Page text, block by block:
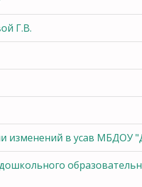
Г.В.
изменений в усав МБДОУ